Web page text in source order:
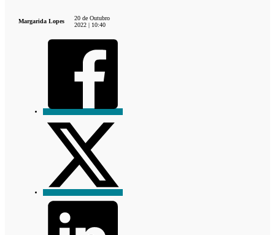
Margarida Lopes
20 de Outubro
2022 | 10:40